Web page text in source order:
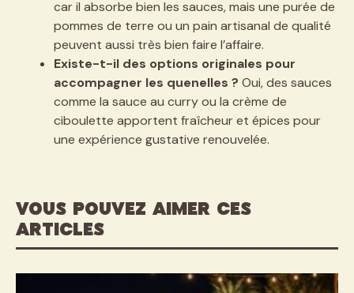
car il absorbe bien les sauces, mais une purée de
pommes de terre ou un pain artisanal de qualité
peuvent aussi très bien faire l’affaire.
Existe-t-il des options originales pour
accompagner les quenelles ? Oui, des sauces
comme la sauce au curry ou la crème de
ciboulette apportent fraîcheur et épices pour
une expérience gustative renouvelée.
VOUS POUVEZ AIMER CES
ARTICLES